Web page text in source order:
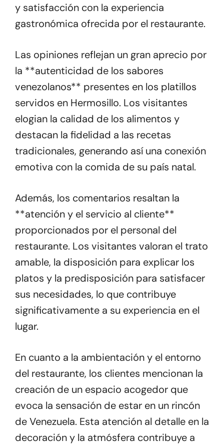
y satisfacción con la experiencia
gastronómica ofrecida por el restaurante.
Las opiniones reflejan un gran aprecio por
la **autenticidad de los sabores
venezolanos** presentes en los platillos
servidos en Hermosillo. Los visitantes
elogian la calidad de los alimentos y
destacan la fidelidad a las recetas
tradicionales, generando así una conexión
emotiva con la comida de su país natal.
Además, los comentarios resaltan la
**atención y el servicio al cliente**
proporcionados por el personal del
restaurante. Los visitantes valoran el trato
amable, la disposición para explicar los
platos y la predisposición para satisfacer
sus necesidades, lo que contribuye
significativamente a su experiencia en el
lugar.
En cuanto a la ambientación y el entorno
del restaurante, los clientes mencionan la
creación de un espacio acogedor que
evoca la sensación de estar en un rincón
de Venezuela. Esta atención al detalle en la
decoración y la atmósfera contribuye a